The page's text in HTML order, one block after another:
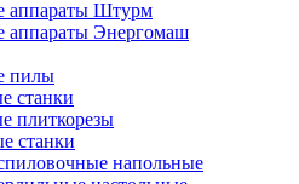
аппараты Штурм
аппараты Энергомаш
пилы
станки
плиткорезы
станки
напольные